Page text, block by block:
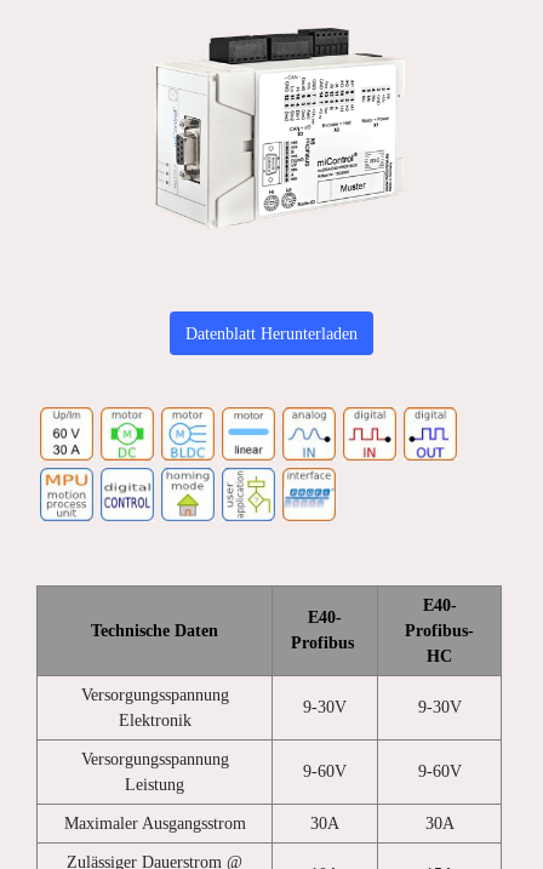
Datenblatt Herunterladen
Technische Daten
E40-
Profibus
E40-
Profibus-
HC
Versorgungsspannung
Elektronik
9-30V 9-30V
Versorgungsspannung
Leistung
9-60V 9-60V
Maximaler Ausgangsstrom 30A
30A
Zulässiger Dauerstrom @